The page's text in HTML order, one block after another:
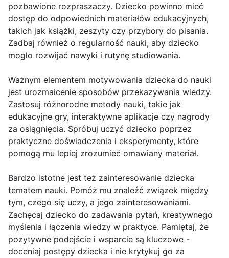
pozbawione rozpraszaczy. Dziecko powinno mieć
dostęp do odpowiednich materiałów edukacyjnych,
takich jak książki, zeszyty czy przybory do pisania.
Zadbaj również o regularność nauki, aby dziecko
mogło rozwijać nawyki i rutynę studiowania.
Ważnym elementem motywowania dziecka do nauki
jest urozmaicenie sposobów przekazywania wiedzy.
Zastosuj różnorodne metody nauki, takie jak
edukacyjne gry, interaktywne aplikacje czy nagrody
za osiągnięcia. Spróbuj uczyć dziecko poprzez
praktyczne doświadczenia i eksperymenty, które
pomogą mu lepiej zrozumieć omawiany materiał.
Bardzo istotne jest też zainteresowanie dziecka
tematem nauki. Pomóż mu znaleźć związek między
tym, czego się uczy, a jego zainteresowaniami.
Zachęcaj dziecko do zadawania pytań, kreatywnego
myślenia i łączenia wiedzy w praktyce. Pamiętaj, że
pozytywne podejście i wsparcie są kluczowe -
doceniaj postępy dziecka i nie krytykuj go za